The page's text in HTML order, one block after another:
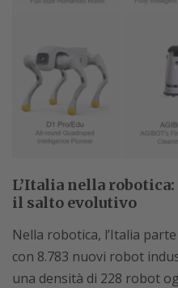
L’Italia nella
il salto evolutivo
Nella robotica, l’Italia
con 8.783 nuovi robot
una densità di 228 robot